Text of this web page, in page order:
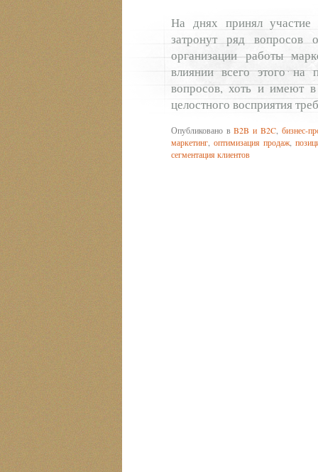
На днях принял
затронут ряд вопросов
организации работы
влиянии всего этого на
вопросов, хоть и имеют
целостного восприятия
Опубликовано вB2B и B2C, бизнес-
маркетинг оптимизация продаж
сегментация клиентов